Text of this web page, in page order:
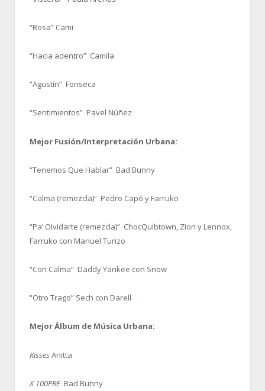
“Rosa” Cami
“Hacia adentro” Camila
“Agustín” Fonseca
“Sentimientos” Pavel Núñez
Mejor Fusión/Interpretación Urbana:
“Tenemos Que Hablar” Bad Bunny
“Calma (remezcla)” Pedro Capó y Farruko
“Pa’ Olvidarte (remezcla)” ChocQuibtown, Zion y Lennox,
Farruko con Manuel Turizo
“Con Calma” Daddy Yankee con Snow
“Otro Trago” Sech con Darell
Mejor Álbum de Música Urbana:
Kisses Anitta
X 100PRE Bad Bunny